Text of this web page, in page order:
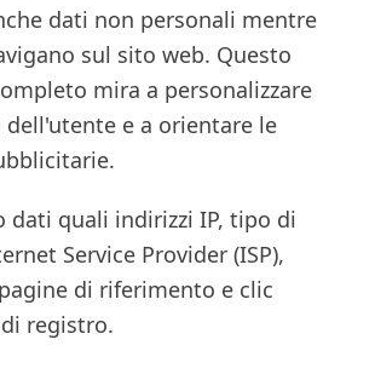
dati non personali mentre
sul sito web. Questo
mira a personalizzare
dell'utente e a orientare le
dati quali indirizzi IP, tipo di
Service Provider (ISP),
di riferimento e clic
registro.